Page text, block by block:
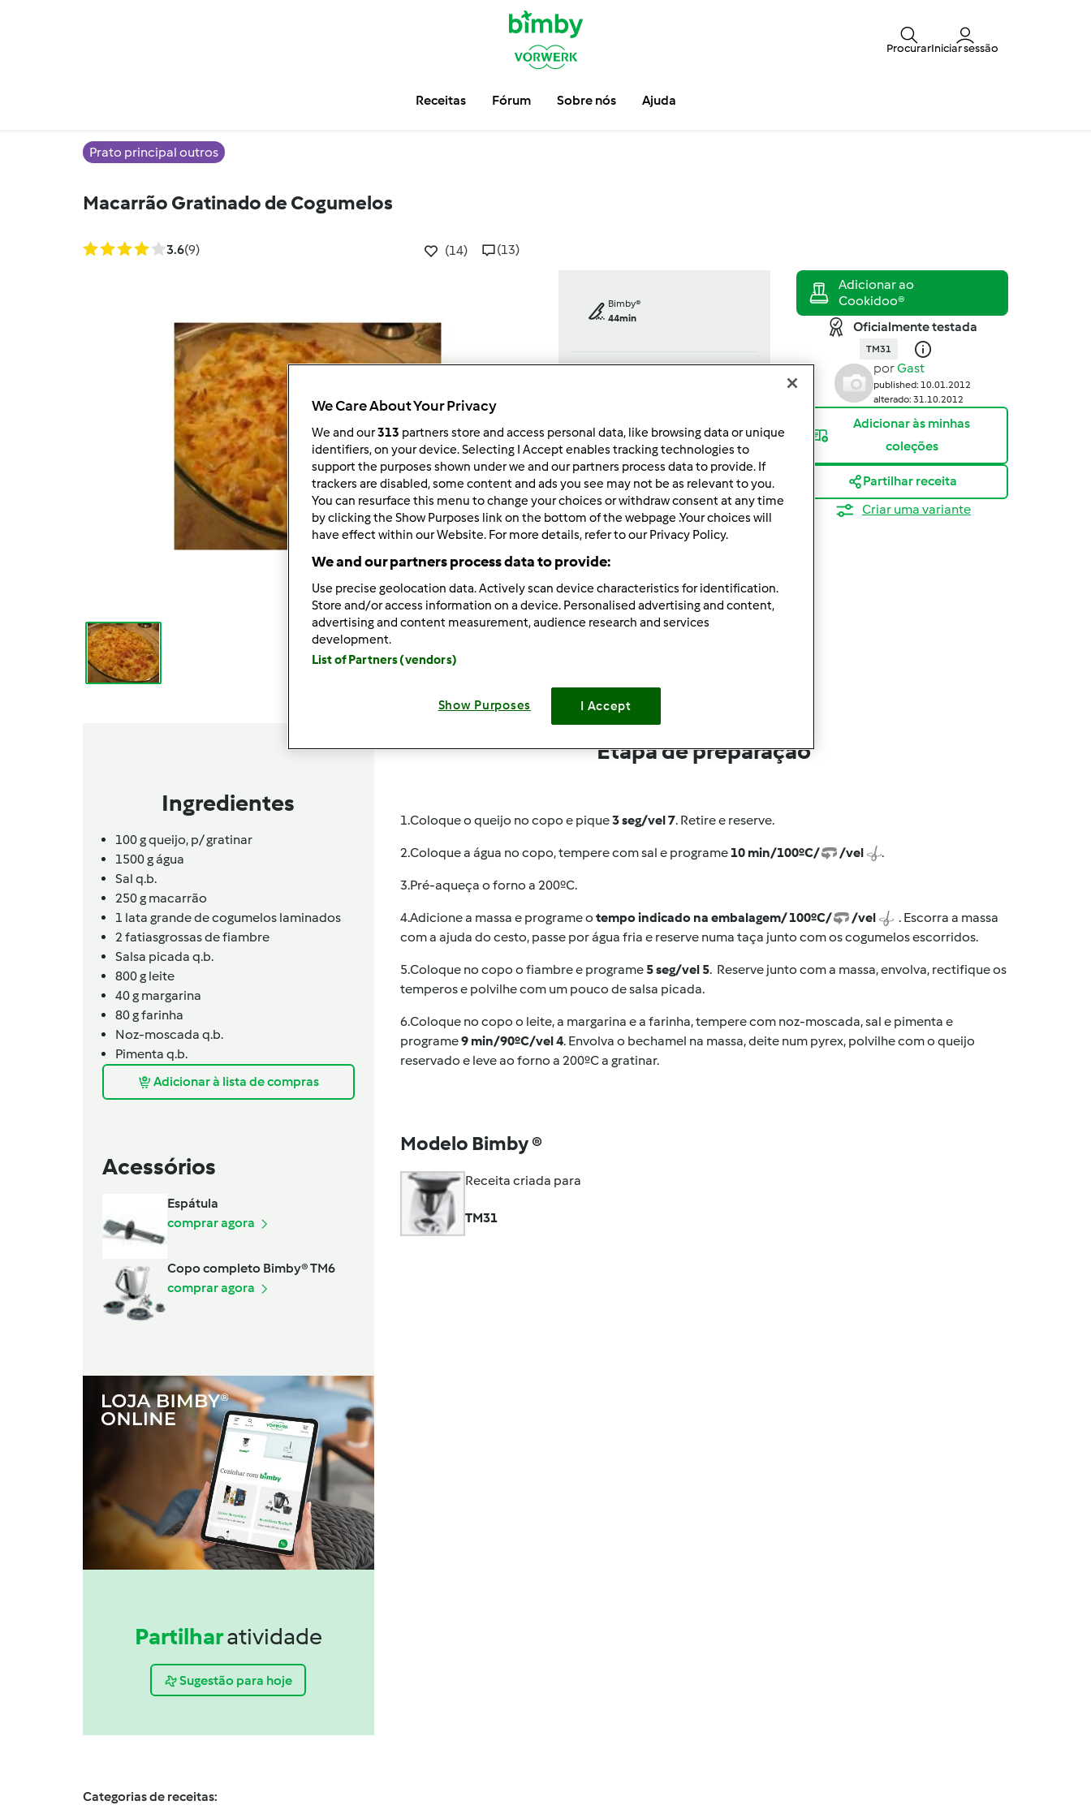
ProcurarIniciar sessão
Receitas Fórum Sobre nós Ajuda
Prato principal outros
Macarrão Gratinado de Cogumelos
3.6(9) (14) (13)
Bimby®
44min
dose/s
----
Fácil
Oficialmente testada
TM31
porGast
published: 10.01.2012
alterado: 31.10.2012
Adicionar às minhas
coleções
Partilhar receita
Criar uma variante
Ingredientes
100gqueijo, p/ gratinar
1500gágua
Sal q.b.
250 g macarrão
1 lata grande de cogumelos laminados
2fatiasgrossas de fiambre
Salsa picada q.b.
800g leite
40 g margarina
80 g farinha
Noz-moscada q.b.
Pimenta q.b.
Adicionar à lista de compras
Acessórios
Espátula
comprar agora
Copo completo Bimby® TM6
comprar agora
Partilharatividade
Sugestão para hoje
Etapa de preparação
1.Coloque o queijo no copo e pique3 seg/vel 7. Retire e reserve.
2.Coloque a água no copo, tempere com sal e programe 10 min/100ºC/ /vel .
3.Pré-aqueça o forno a 200ºC.
4.Adicione a massa e programe o tempo indicado na embalagem/ 100ºC/ /vel
. Escorra a massa
com a ajuda do cesto, passe por água fria e reserve numa taça junto com os cogumelos escorridos.
5.Coloque no copo o fiambre e programe 5 seg/vel 5. Reserve junto com a massa, envolva, rectifique os
temperos e polvilhe com um pouco de salsa picada.
6.Coloque no copo o leite, a margarina e a farinha, tempere com noz-moscada, sal e pimenta e
programe9 min/90ºC/vel 4. Envolva o bechamel na massa, deite num pyrex, polvilhe com o queijo
reservado e leve ao forno a 200ºC a gratinar.
Modelo Bimby ®
Receita criada para
TM31
Categorias de receitas:
We Care About Your Privacy
We and our313 partners store and access personal data, like browsing data or unique
identifiers, on your device. Selecting I Accept enables tracking technologies to
support the purposes shown under we and our partners process data to provide. If
trackers are disabled, some content and ads you see may not be as relevant to you.
You can resurface this menu to change your choices or withdraw consent at any time
by clicking the Show Purposes link on the bottom of the webpage .Your choices will
have effect within our Website. For more details, refer to our Privacy Policy.
We and our partners process data to provide:
Use precise geolocation data. Actively scan device characteristics for identification.
Store and/or access information on a device. Personalised advertising and content,
advertising and content measurement, audience research and services
development.
List of Partners (vendors)
Show Purposes I Accept